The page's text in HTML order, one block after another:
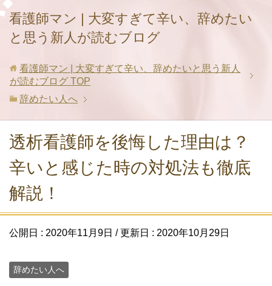
看護師マン | 大変すぎて辛い、辞めたい
と思う新人が読むブログ
看護師マン | 大変すぎて辛い、辞めたいと思う新人
が読むブログ TOP
辞めたい人へ
透析看護師を後悔した理由は？
辛いと感じた時の対処法も徹底
解説！
公開日 : 2020年11月9日 / 更新日 : 2020年10月29日
辞めたい人へ